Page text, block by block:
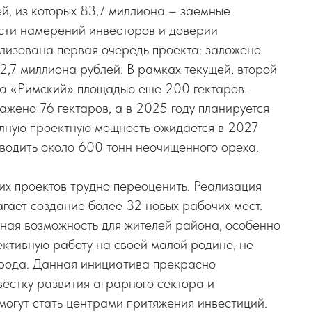
из которых 83,7 миллиона – заемные
намерений инвесторов и доверии
первая очередь проекта: заложено
миллиона рублей. В рамках текущей, второй
«Римский» площадью еще 200 гектаров.
76 гектаров, а в 2025 году планируется
проектную мощность ожидается в 2027
около 600 тонн неочищенного ореха.
проектов трудно переоценить. Реализация
создание более 32 новых рабочих мест.
возможность для жителей района, особенно
работу на своей малой родине, не
Данная инициатива прекрасно
развития аграрного сектора и
стать центрами притяжения инвестиций.